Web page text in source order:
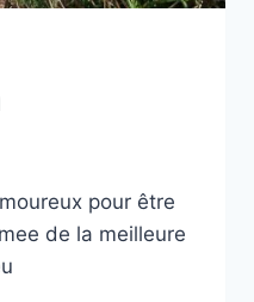
pour être
de la meilleure